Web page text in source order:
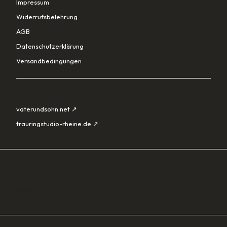
Impressum
Widerrufsbelehrung
AGB
Datenschutzerklärung
Versandbedingungen
vaterundsohn.net ↗
trauringstudio-rheine.de ↗